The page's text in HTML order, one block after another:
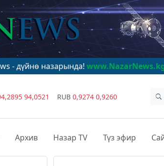
www.NazarNews.kgNazarNews - в
94,0521 RUB 0,9274 0,9260
Архив Назар TV Түз эфир